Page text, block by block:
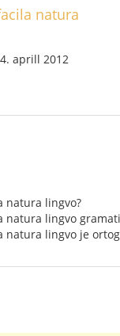
natura
aprill 2012
natura lingvo?
natura lingvo
natura lingvo je